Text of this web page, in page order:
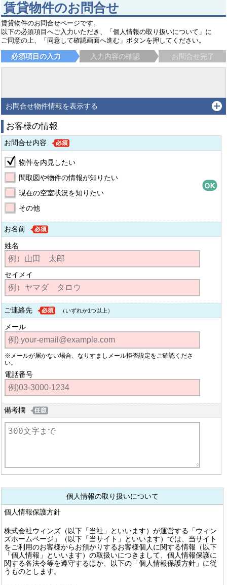
賃貸物件のお問合せ
賃貸物件のお問合せページです。
以下の必須項目へご入力いただき、「個人情報の取り扱いについて」に
ご同意の上、「同意して確認画面へ進む」ボタンを押してください。
必須項目の入力 入力内容の確認 お問合せ完了
お問合せ物件情報を表示する
お客様の情報
お問合せ内容
物件を内見したい
間取図や物件の情報が知りたい
現在の空室状況を知りたい
その他
お名前
姓名
セイメイ
ご連絡先 （いずれか1つ以上）
メール
※メールが届かない場合、なりすましメール拒否設定をご確認くださ
い。
電話番号
備考欄
個人情報の取り扱いについて
個人情報保護方針
株式会社ウィンズ（以下「当社」といいます）が運営する「ウィン
ズホームページ」（以下「当サイト」といいます）では、当サイト
をご利用のお客様からお預かりするお客様個人に関する情報（以下
「個人情報」といいます）の取扱いにつきまして、個人情報保護に
関する各法令等を遵守するほか、以下の「個人情報保護方針」に従
うものとします。